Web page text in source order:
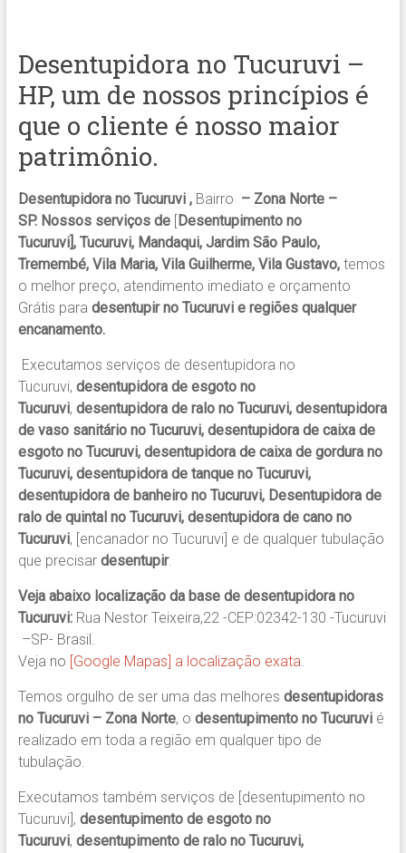
Desentupidora no Tucuruvi –
HP, um de nossos princípios é
que o cliente é nosso maior
patrimônio.
Desentupidora no Tucuruvi ,Bairro – Zona Norte –
SP. Nossos serviços de[Desentupimento no
Tucuruvi], Tucuruvi, Mandaqui, Jardim São Paulo,
Tremembé, Vila Maria, Vila Guilherme, Vila Gustavo, temos
o melhor preço, atendimento imediato e orçamento
Grátis para desentupir no Tucuruvi e regiões qualquer
encanamento.
Executamos serviços de desentupidora no
Tucuruvi, desentupidora de esgoto no
Tucuruvi, desentupidora de ralo no Tucuruvi, desentupidora
de vaso sanitário no Tucuruvi, desentupidora de caixa de
esgoto no Tucuruvi, desentupidora de caixa de gordura no
Tucuruvi, desentupidora de tanque no Tucuruvi,
desentupidora de banheiro no Tucuruvi, Desentupidora de
ralo de quintal no Tucuruvi, desentupidora de cano no
Tucuruvi, [encanador no Tucuruvi] e de qualquer tubulação
que precisar desentupir.
Veja abaixo localização da base de desentupidora no
Tucuruvi:Rua Nestor Teixeira,22 -CEP:02342-130 -Tucuruvi
–SP- Brasil.
Veja no [Google Mapas] a localização exata.
Temos orgulho de ser uma das melhores desentupidoras
no Tucuruvi – Zona Norte, o desentupimento no Tucuruvié
realizado em toda a região em qualquer tipo de
tubulação.
Executamos também serviços de [desentupimento no
Tucuruvi], desentupimento de esgoto no
Tucuruvi, desentupimento de ralo no Tucuruvi,